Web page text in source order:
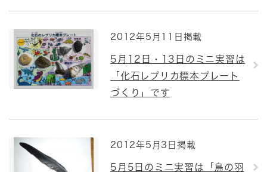
2012年5月11日掲載
5月12日・13日のミニ実習は
「化石レプリカ標本プレート
づくり」です
2012年5月3日掲載
5月5日のミニ実習は「鳥の羽